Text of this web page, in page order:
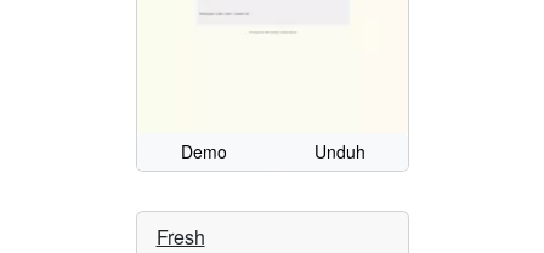
Demo Unduh
Fresh